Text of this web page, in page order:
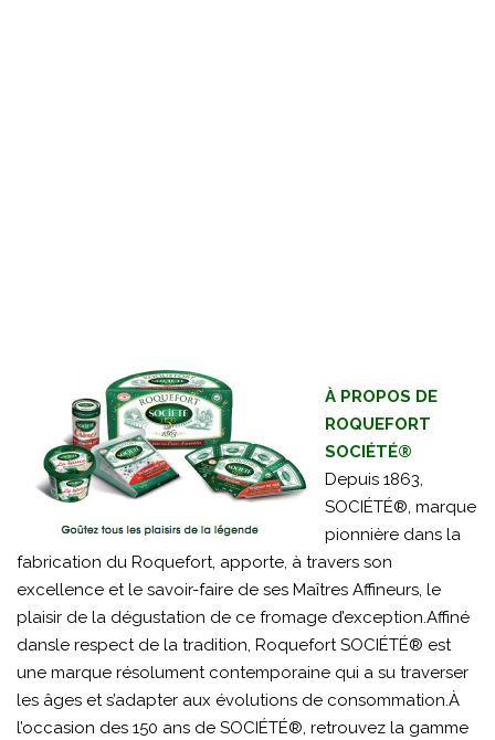
À PROPOS DE
ROQUEFORT
SOCIÉTÉ®
Depuis 1863,
SOCIÉTÉ®, marque
pionnière dans la
fabrication du Roquefort, apporte, à travers son
excellence et le savoir-faire de ses Maîtres Affineurs, le
plaisir de la dégustation de ce fromage d’exception.Affiné
dansle respect de la tradition, Roquefort SOCIÉTÉ® est
une marque résolument contemporaine qui a su traverser
les âges et s’adapter aux évolutions de consommation.À
l’occasion des 150 ans de SOCIÉTÉ®, retrouvez la gamme